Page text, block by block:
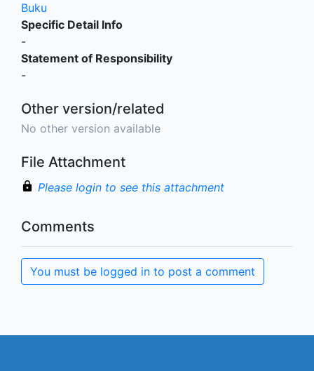
Buku
Specific Detail Info
-
Statement of Responsibility
-
Other version/related
No other version available
File Attachment
Please login to see this attachment
Comments
You must be logged in to post a comment